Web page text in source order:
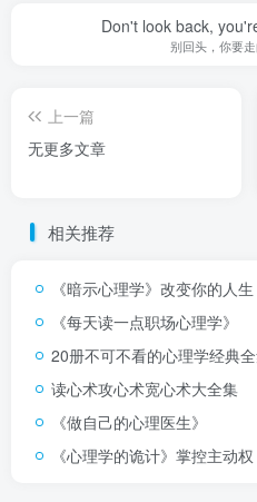
Don't look back,
别回头，你要
上一篇
无更多文章
相关推荐
《暗示心理学》改变你的人生
《每天读一点职场心理学》
20册不可不看的心理学经典
读心术攻心术宽心术大全集
《做自己的心理医生》
《心理学的诡计》掌控主动权